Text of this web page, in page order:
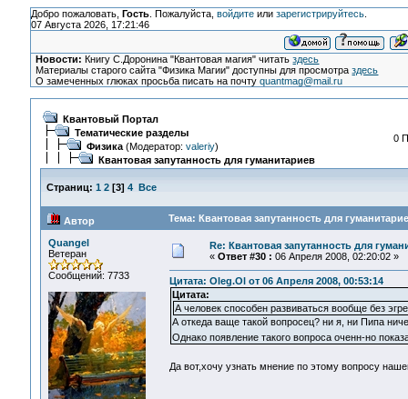
Добро пожаловать, Гость. Пожалуйста, войдитеили зарегистрируйтесь.
07 Августа 2026, 17:21:46
Новости: Книгу С.Доронина "Квантовая магия" читатьздесь
Материалы старого сайта "Физика Магии" доступны для просмотраздесь
О замеченных глюках просьба писать на почтуquantmag@mail.ru
Квантовый Портал
Тематические разделы
Физика(Модератор: valeriy)
Квантовая запутанность для гуманитариев
0
Страниц: 1 2[3] 4 Все
Автор Тема: Квантовая запутанность для
Quangel
Ветеран
Сообщений: 7733
Re: Квантовая запутанность для
« Ответ #30 : 06 Апреля 2008, 02:20:02 »
Цитата: Oleg.Ol от 06 Апреля 2008, 00:53:14
Цитата:
А человек способен развиваться вообще без
А откеда ваще такой вопросец? ни я, ни Пипа
Однако появление такого вопроса оченн-но
Да вот,хочу узнать мнение по этому вопросу